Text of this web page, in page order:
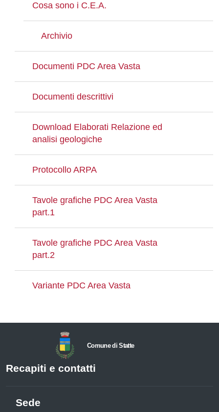
Cosa sono i C.E.A.
Archivio
Documenti PDC Area Vasta
Documenti descrittivi
Download Elaborati Relazione ed
analisi geologiche
Protocollo ARPA
Tavole grafiche PDC Area Vasta
part.1
Tavole grafiche PDC Area Vasta
part.2
Variante PDC Area Vasta
Comune di Statte
Recapiti e contatti
Sede